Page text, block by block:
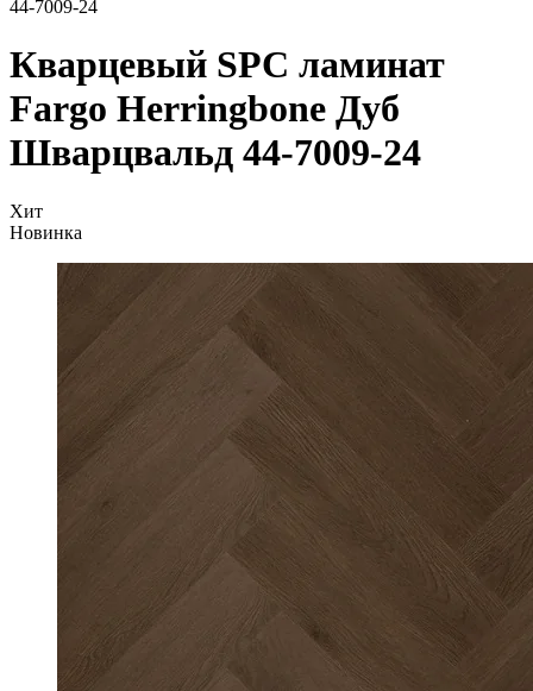
44-7009-24
Кварцевый SPC ламинат
Fargo Herringbone Дуб
Шварцвальд 44-7009-24
Хит
Новинка